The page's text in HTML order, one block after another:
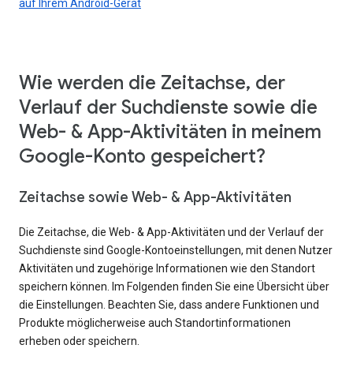
auf Ihrem Android-Gerät
Wie werden die Zeitachse, der
Verlauf der Suchdienste sowie die
Web- & App-Aktivitäten in meinem
Google-Konto gespeichert?
Zeitachse sowie Web- & App-Aktivitäten
Die Zeitachse, die Web- & App-Aktivitäten und der Verlauf der
Suchdienste sind Google-Kontoeinstellungen, mit denen Nutzer
Aktivitäten und zugehörige Informationen wie den Standort
speichern können. Im Folgenden finden Sie eine Übersicht über
die Einstellungen. Beachten Sie, dass andere Funktionen und
Produkte möglicherweise auch Standortinformationen
erheben oder speichern.